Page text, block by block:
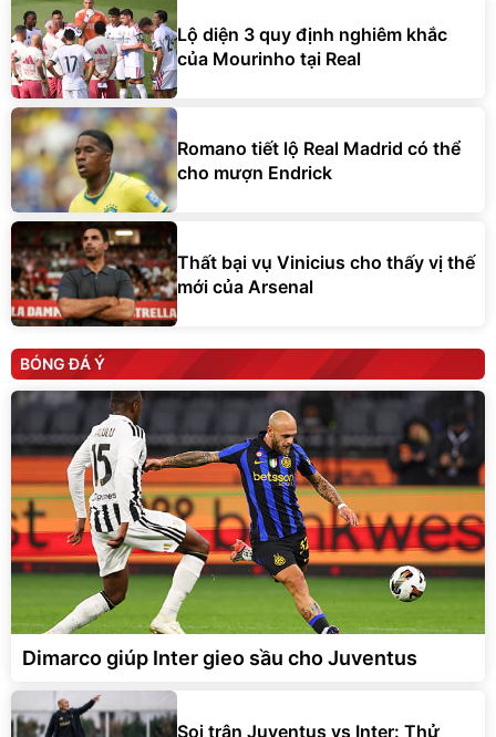
Lộ diện 3 quy định nghiêm khắc
của Mourinho tại Real
Romano tiết lộ Real Madrid có thể
cho mượn Endrick
Thất bại vụ Vinicius cho thấy vị thế
mới của Arsenal
BÓNG ĐÁ Ý
Dimarco giúp Inter gieo sầu cho Juventus
Soi trận Juventus vs Inter: Thử